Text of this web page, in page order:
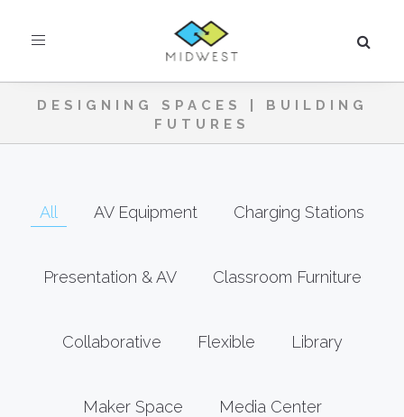
Toggle
DESIGNING SPACES | BUILDING
FUTURES
All AV Equipment Charging Stations
Presentation & AV Classroom Furniture
Collaborative Flexible Library
Maker Space Media Center